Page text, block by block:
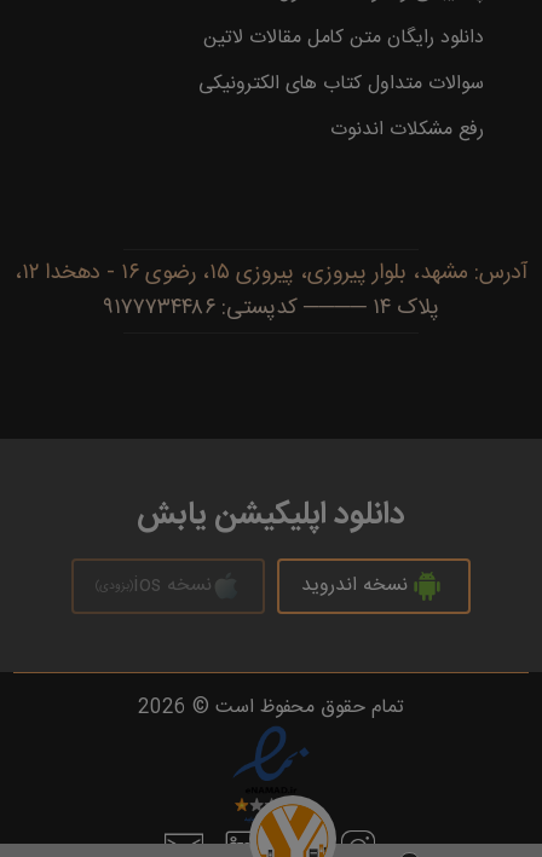
دانلود رایگان متن کامل مقالات لاتین
سوالات متداول کتاب های الکترونیکی
رفع مشکلات اندنوت
آدرس: مشهد، بلوار پیروزی، پیروزی ۱۵، رضوی ۱۶ - دهخدا ۱۲،
پلاک ۱۴ ──── کدپستی: ۹۱۷۷۷۳۴۴۸۶
دانلود اپلیکیشن یابش
نسخه اندروید نسخه ios (بزودی)
تمام حقوق محفوظ است © 2026